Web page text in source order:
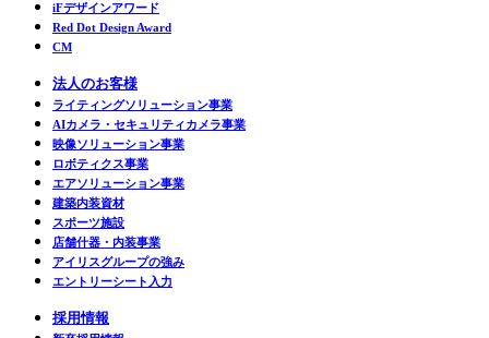
iFデザインアワード
Red Dot Design Award
CM
法人のお客様
ライティングソリューション事業
AIカメラ・セキュリティカメラ事業
映像ソリューション事業
ロボティクス事業
エアソリューション事業
建築内装資材
スポーツ施設
店舗什器・内装事業
アイリスグループの強み
エントリーシート入力
採用情報